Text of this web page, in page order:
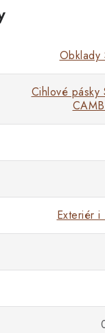
Obklady
Cihlové pásky
Exteriér i